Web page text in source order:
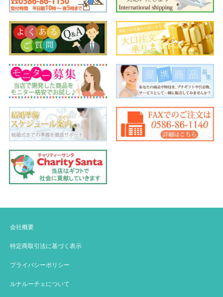
会社概要
特定商取引法に基づく表示
プライバシーポリシー
ルナルーチェについて